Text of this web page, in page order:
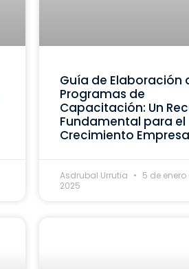
Guía de Elaboración
Programas de
Capacitación: Un
Fundamental para el
Crecimiento
Asdrubal Urrutia
5 de enero
2025